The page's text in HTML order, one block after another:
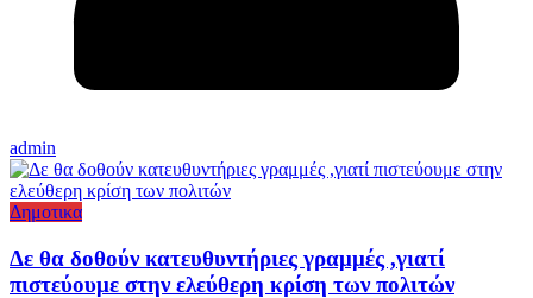
admin
Δημοτικα
Δε θα δοθούν κατευθυντήριες γραμμές ,γιατί
πιστεύουμε στην ελεύθερη κρίση των πολιτών